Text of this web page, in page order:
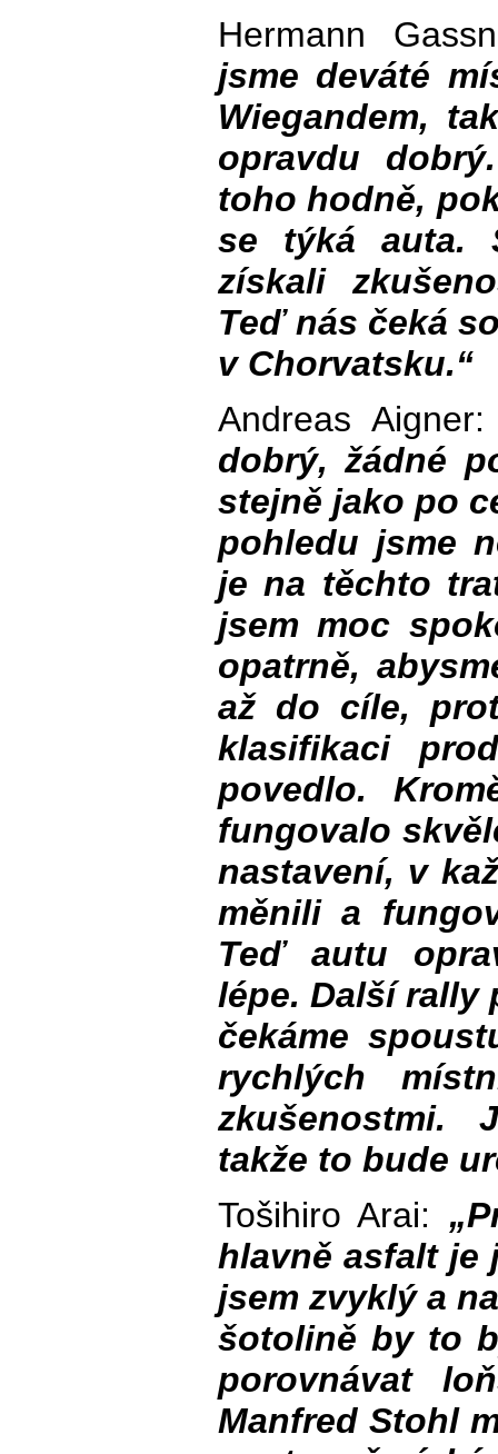
Hermann
jsme deváté
Wiegandem,
opravdu
toho hodně,
se týká auta.
získali
Teď nás čeká
v Chorvatsku.“
Andreas
dobrý, žádné
stejně jako po
pohledu jsme
je na těchto
jsem moc
opatrně,
až do cíle,
klasifikaci
povedlo.
fungovalo
nastavení, v
měnili a
Teď autu
lépe. Další rally
čekáme
rychlých
zkušenostmi.
takže to bude
Tošihiro Arai:
hlavně asfalt je
jsem zvyklý a
šotolině by to
porovnávat
Manfred Stohl